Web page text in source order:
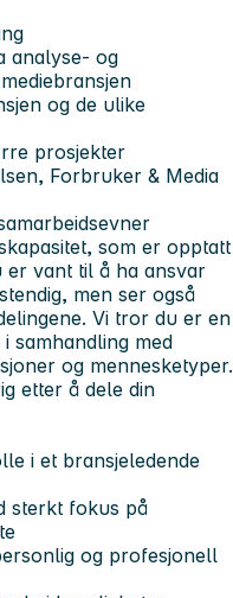
analyse- og
og de ulike
prosjekter
Forbruker & Media
som er opptatt
er vant til å ha ansvar
men ser også
Vi tror du er en
samhandling med
og mennesketyper.
etter å dele din
i et bransjeledende
sterkt fokus på
og profesjonell